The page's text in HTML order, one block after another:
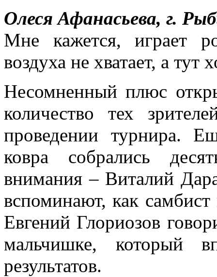
Олеся Афанасьева, г.
Мне кажется, играет
воздуха не хватает, а
Несомненный плюс
количество тех
проведении турнира.
ковра собрались
внимания – Виталий
вспоминают, как
Евгений Глориозов
мальчишке, который
результатов.